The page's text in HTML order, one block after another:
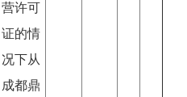
营许可
证的情
况下从
成都鼎